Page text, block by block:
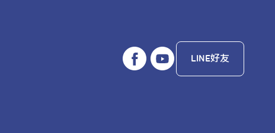
LINE好友